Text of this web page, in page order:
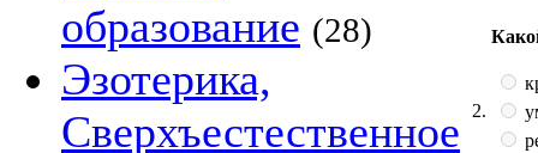
образование (28)
Эзотерика,
Сверхъестественное
2.